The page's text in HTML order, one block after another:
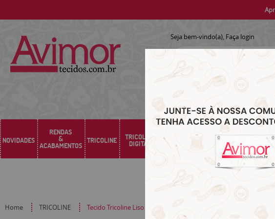
Seja bem-vindo(a), Faça login
NOVIDADES
RENDAS
&
ACABAMENTOS
TRICOLINE TRICOLINE
DIGITAL SARJA SINTÉTICOS
CHITÃO TRICÔ
Home TRICOLINE Tecido Tricoline Liso Amarelo 100% algodão c366